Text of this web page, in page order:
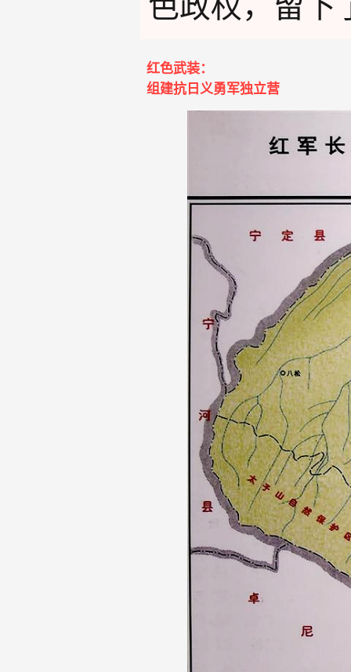
红色武装：
组建抗日义勇军独立营